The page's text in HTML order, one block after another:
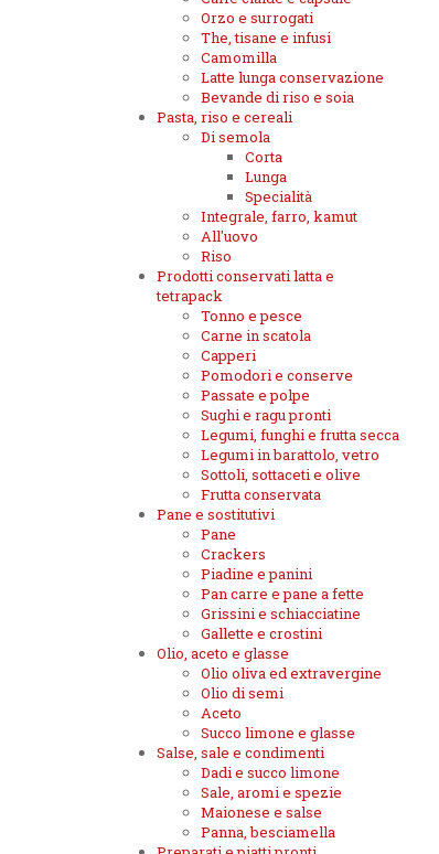
Orzo e surrogati
The, tisane e infusi
Camomilla
Latte lunga conservazione
Bevande di riso e soia
Pasta, riso e cereali
Di semola
Corta
Lunga
Specialità
Integrale, farro, kamut
All'uovo
Riso
Prodotti conservati latta e
tetrapack
Tonno e pesce
Carne in scatola
Capperi
Pomodori e conserve
Passate e polpe
Sughi e ragu pronti
Legumi, funghi e frutta secca
Legumi in barattolo, vetro
Sottoli, sottaceti e olive
Frutta conservata
Pane e sostitutivi
Pane
Crackers
Piadine e panini
Pan carre e pane a fette
Grissini e schiacciatine
Gallette e crostini
Olio, aceto e glasse
Olio oliva ed extravergine
Olio di semi
Aceto
Succo limone e glasse
Salse, sale e condimenti
Dadi e succo limone
Sale, aromi e spezie
Maionese e salse
Panna, besciamella